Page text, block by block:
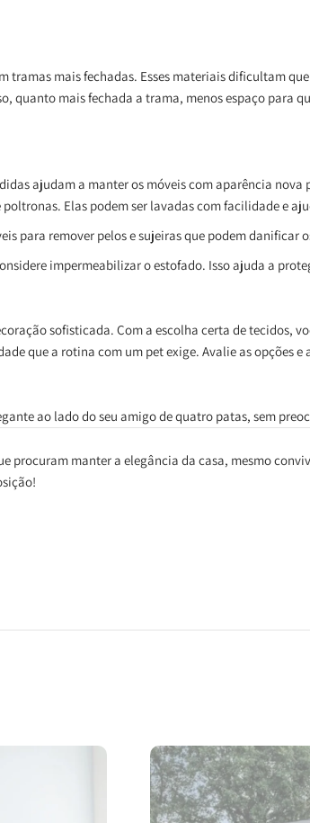
mais fechadas. Esses materiais dificultam
quanto mais fechada a trama, menos espaço para
ajudam a manter os móveis com aparência nova
poltronas. Elas podem ser lavadas com facilidade e
para remover pelos e sujeiras que podem danificar
impermeabilizar o estofado. Isso ajuda a
sofisticada. Com a escolha certa de tecidos,
que a rotina com um pet exige. Avalie as opções e
ao lado do seu amigo de quatro patas, sem
procuram manter a elegância da casa, mesmo